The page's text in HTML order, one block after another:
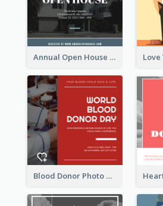
Annual Open House Instagram Post
Blood Donor Photo World Blood Donor Day Instagram Post